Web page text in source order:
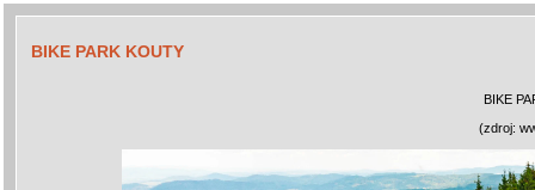
BIKE PARK KOUTY
BIKE
(zdroj: